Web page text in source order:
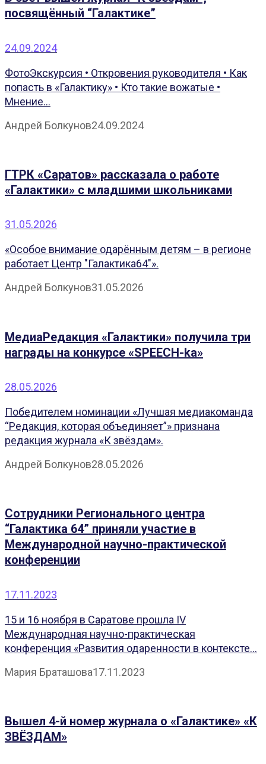
посвящённый “Галактике”
24.09.2024
ФотоЭкскурсия • Откровения руководителя • Как
попасть в «Галактику» • Кто такие вожатые •
Мнение...
Андрей Болкунов24.09.2024
ГТРК «Саратов» рассказала о работе
«Галактики» с младшими школьниками
31.05.2026
«Особое внимание одарённым детям – в регионе
работает Центр "Галактика64"».
Андрей Болкунов31.05.2026
МедиаРедакция «Галактики» получила три
награды на конкурсе «SPEECH-ka»
28.05.2026
Победителем номинации «Лучшая медиакоманда
“Редакция, которая объединяет”» признана
редакция журнала «К звёздам».
Андрей Болкунов28.05.2026
Сотрудники Регионального центра
“Галактика 64” приняли участие в
Международной научно-практической
конференции
17.11.2023
15 и 16 ноября в Саратове прошла IV
Международная научно-практическая
конференция «Развития одаренности в контексте...
Мария Браташова17.11.2023
Вышел 4-й номер журнала о «Галактике» «К
ЗВЁЗДАМ»